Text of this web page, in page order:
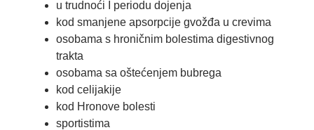
u trudnoći I periodu dojenja
kod smanjene apsorpcije gvožđa u crevima
osobama s hroničnim bolestima digestivnog
trakta
osobama sa oštećenjem bubrega
kod celijakije
kod Hronove bolesti
sportistima